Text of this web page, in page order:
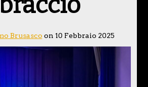
Brusasco on 10 Febbraio 2025